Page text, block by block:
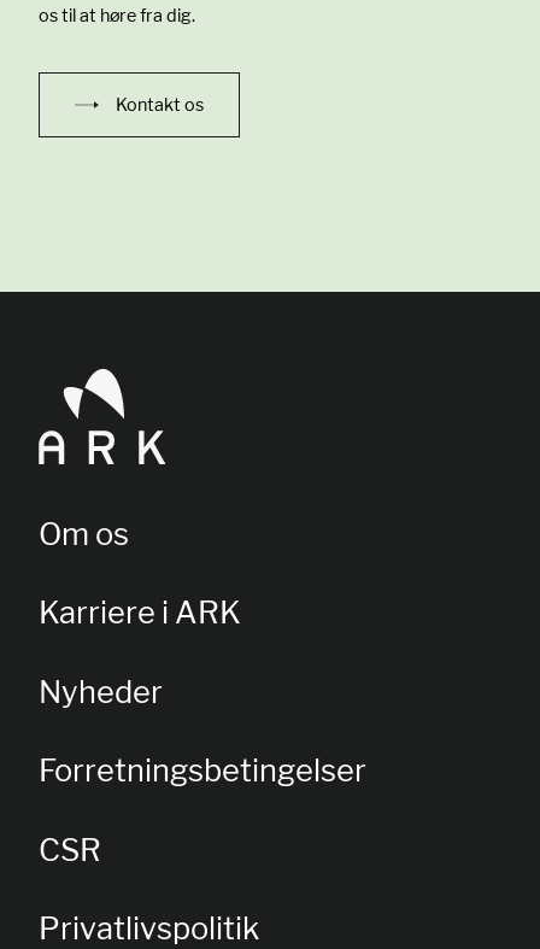
os til at høre fra dig.
Kontakt os
Om os
Karriere i ARK
Nyheder
Forretningsbetingelser
CSR
Privatlivspolitik